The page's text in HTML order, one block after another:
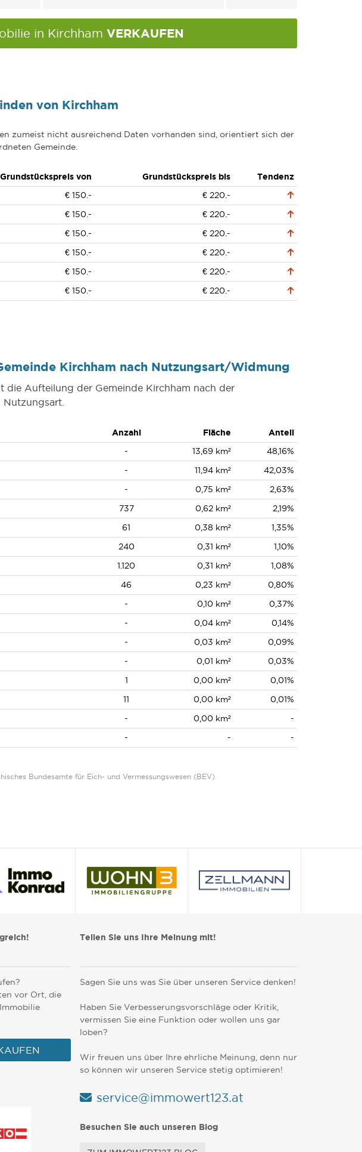
in Kirchham VERKAUFEN
von Kirchham
zumeist nicht ausreichend Daten vorhanden sind, orientiert sich der
Gemeinde.
Grundstückspreis von Grundstückspreis bis
Tendenz
€ 150.-
€ 220.-
€ 150.-
€ 220.-
€ 150.-
€ 220.-
€ 150.-
€ 220.-
€ 150.-
€ 220.-
€ 150.- € 220.-
Kirchham nach Nutzungsart/Widmung
die Aufteilung der Gemeinde Kirchham nach der
Anzahl Fläche
Anteil
- 13,69 km²
48,16%
- 11,94 km²
42,03%
- 0,75 km²
2,63%
737 0,62 km²
2,19%
61 0,38 km²
1,35%
240 0,31 km²
1,10%
1.120 0,31 km²
1,08%
46 0,23 km²
0,80%
- 0,10 km²
0,37%
- 0,04 km²
0,14%
- 0,03 km²
0,09%
- 0,01 km²
0,03%
1 0,00 km²
0,01%
11 0,00 km²
0,01%
- 0,00 km²
-
- - -
Bundesamte für Eich- und Vermessungswesen (BEV)
vor Ort, die
Teilen Sie uns Ihre Meinung mit!
Sagen Sie uns was Sie über unseren Service denken!
Haben Sie Verbesserungsvorschläge oder Kritik,
vermissen Sie eine Funktion oder wollen uns gar
loben?
Wir freuen uns über Ihre ehrliche Meinung, denn nur
so können wir unseren Service stetig optimieren!
service@immowert123.at
Besuchen Sie auch unseren Blog